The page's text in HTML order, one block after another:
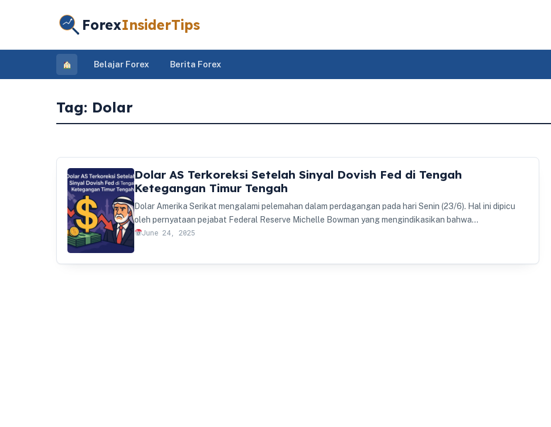
ForexInsiderTips
Belajar Forex Berita Forex
Tag: Dolar
Dolar AS Terkoreksi Setelah Sinyal Dovish Fed di Tengah
Ketegangan Timur Tengah
Dolar Amerika Serikat mengalami pelemahan dalam perdagangan pada hari Senin (23/6). Hal ini dipicu
oleh pernyataan pejabat Federal Reserve Michelle Bowman yang mengindikasikan bahwa…
June 24, 2025